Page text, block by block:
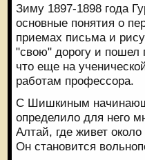
Зиму 1897-1898 года
основные понятия о
приемах письма и
"свою" дорогу и пошел
что еще на
работам профессора.
С Шишкиным
определило для него
Алтай, где живет
Он становится